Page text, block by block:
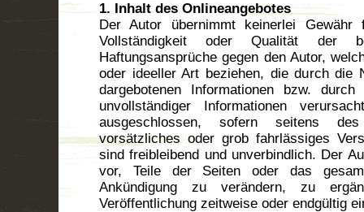
1. Inhalt des Onlineangebotes
Der Autor übernimmt keinerlei Gewähr
Vollständigkeit oder Qualität der
Haftungsansprüche gegen den Autor,
oder ideeller Art beziehen, die durch die
dargebotenen Informationen bzw.
unvollständiger Informationen
ausgeschlossen, sofern seitens
vorsätzliches oder grob fahrlässiges
sind freibleibend und unverbindlich. Der
vor, Teile der Seiten oder das
Ankündigung zu verändern, zu
Veröffentlichung zeitweise oder endgültig